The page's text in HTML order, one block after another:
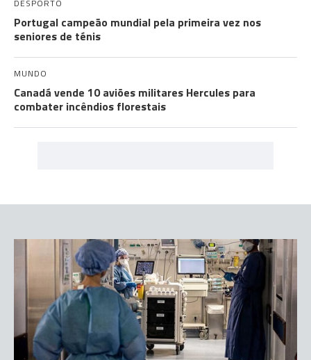
DESPORTO
Portugal campeão mundial pela primeira vez nos
seniores de ténis
MUNDO
Canadá vende 10 aviões militares Hercules para
combater incêndios florestais